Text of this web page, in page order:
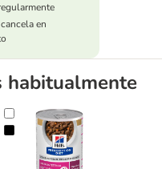
en
habitualmente
Care estofado para perros
Hill's Prescription Diet